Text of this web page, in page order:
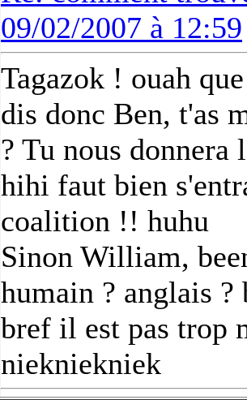
09/02/2007 à 12:59
Tagazok ! ouah
dis donc Ben, t'as
? Tu nous
hihi faut bien
coalition !! huhu
Sinon William,
humain ? anglais ?
bref il est pas trop
niekniekniek